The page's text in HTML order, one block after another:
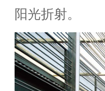
阳光折射。